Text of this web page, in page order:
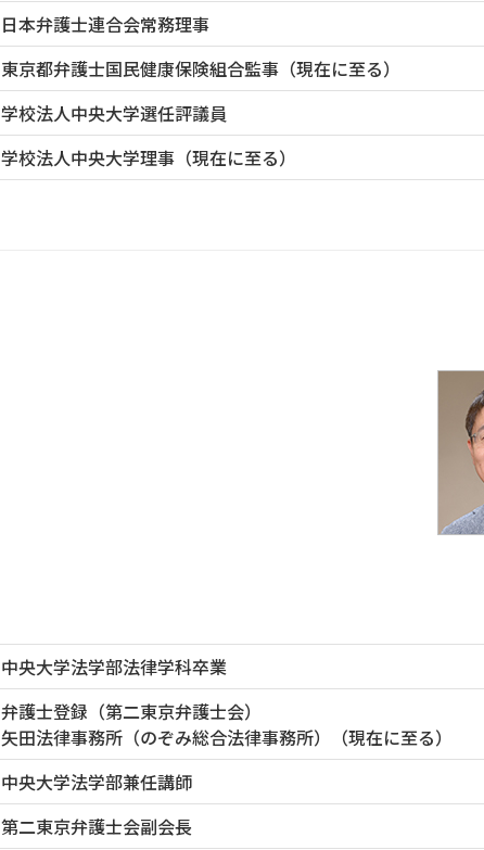
日本弁護士連合会常務理事
東京都弁護士国民健康保険組合監事（現在に至る）
学校法人中央大学選任評議員
学校法人中央大学理事（現在に至る）
中央大学法学部法律学科卒業
弁護士登録（第二東京弁護士会）
矢田法律事務所（のぞみ総合法律事務所）（現在に至る）
中央大学法学部兼任講師
第二東京弁護士会副会長